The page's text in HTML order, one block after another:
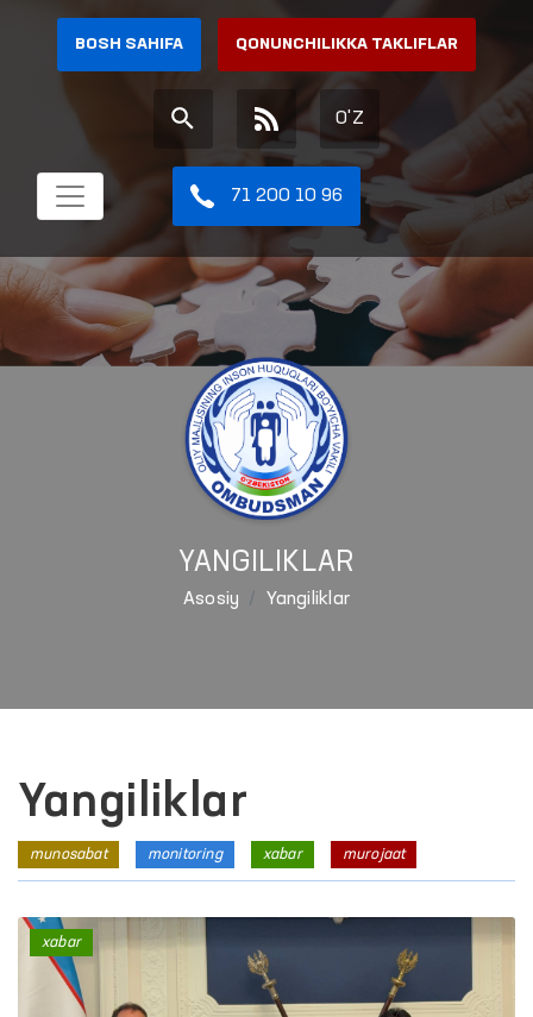
BOSH SAHIFA QONUNCHILIKKA TAKLIFLAR
O'Z
71 200 10 96
YANGILIKLAR
Asosiy Yangiliklar
Yangiliklar
munosabat monitoring xabar murojaat
xabar